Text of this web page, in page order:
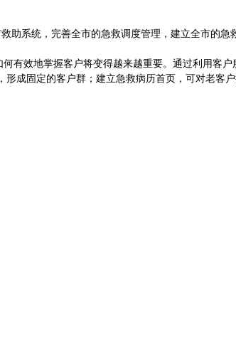
助系统，完善全市的急救调度管理，建立全市的
效地掌握客户将变得越来越重要。通过利用客
成固定的客户群；建立急救病历首页，可对老客